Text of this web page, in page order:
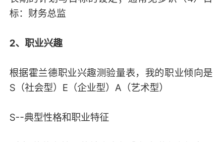
标：财务总监
2、职业兴趣
根据霍兰德职业兴趣测验量表，我的职业倾向是
S（社会型）E（企业型）A（艺术型）
S--典型性格和职业特征